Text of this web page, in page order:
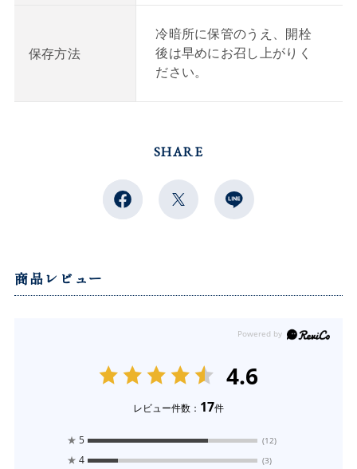
保存方法
冷暗所に保管のうえ、開栓
後は早めにお召し上がりく
ださい。
SHARE
商品レビュー
4.6
レビュー件数： 17件
★ 5 (12)
★ 4 (3)